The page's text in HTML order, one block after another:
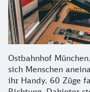
Ostbahnhof
sich Menschen
ihr Handy. 60 Züge